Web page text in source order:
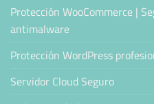
Protección WooCommerce |
antimalware
Protección WordPress
Servidor Cloud Seguro